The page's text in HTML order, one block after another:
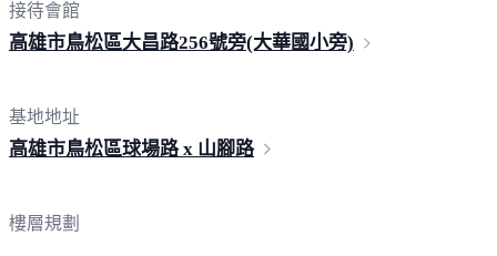
接待會館
高雄市鳥松區大昌路256號旁(大華國小旁)
基地地址
高雄市鳥松區球場路 x 山腳路
樓層規劃